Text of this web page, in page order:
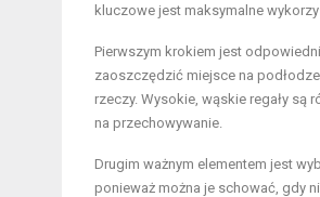
kluczowe jest maksymalne
Pierwszym krokiem jest
zaoszczędzić miejsce na
rzeczy. Wysokie, wąskie regały
na przechowywanie.
Drugim ważnym elementem jest
ponieważ można je schować, gdy